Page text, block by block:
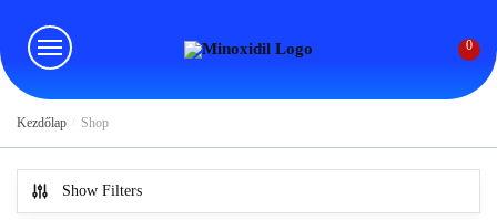
navigation
content
0
Kezdőlap Shop
Show Filters